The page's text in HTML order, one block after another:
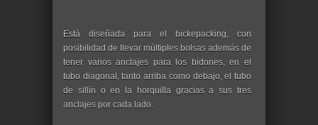
Está diseñada para el bickepacking, con
posibilidad de llevar múltiples bolsas además de
tener varios anclajes para los bidones, en el
tubo diagonal, tanto arriba como debajo, el tubo
de sillín o en la horquilla gracias a sus tres
anclajes por cada lado.